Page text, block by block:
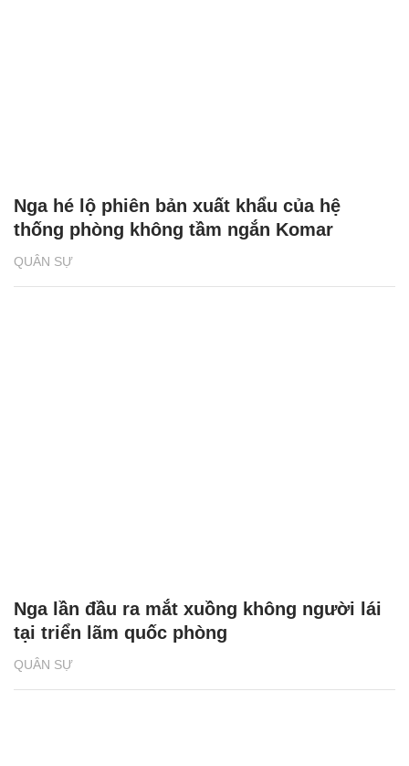
QUÂN SỰ
Nga hé lộ phiên bản xuất khẩu của hệ
thống phòng không tầm ngắn Komar
QUÂN SỰ
Nga lần đầu ra mắt xuồng không người lái
tại triển lãm quốc phòng